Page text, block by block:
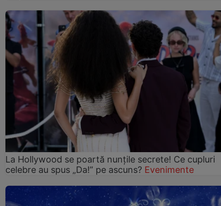
La Hollywood se poartă nunțile secrete! Ce cupluri
celebre au spus „Da!” pe ascuns? Evenimente